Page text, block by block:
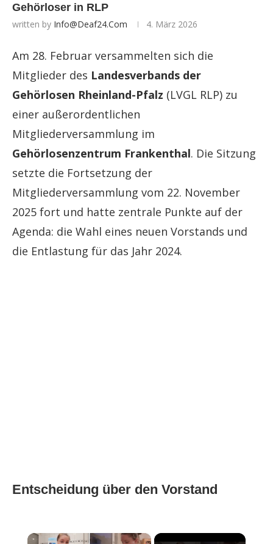
Gehörloser in RLP
written by Info@deaf24.com 4. März 2026
Am 28. Februar versammelten sich die
Mitglieder des Landesverbands der
Gehörlosen Rheinland-Pfalz (LVGL RLP) zu
einer außerordentlichen
Mitgliederversammlung im
Gehörlosenzentrum Frankenthal. Die Sitzung
setzte die Fortsetzung der
Mitgliederversammlung vom 22. November
2025 fort und hatte zentrale Punkte auf der
Agenda: die Wahl eines neuen Vorstands und
die Entlastung für das Jahr 2024.
Entscheidung über den Vorstand
×